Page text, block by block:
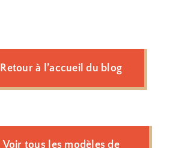
Retour à l’accueil du blog
Voir tous les modèles de